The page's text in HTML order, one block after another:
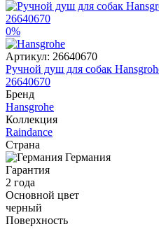
0%
Артикул: 26640670
Ручной душ для собак
26640670
Бренд
Hansgrohe
Коллекция
Raindance
Страна
Германия
Гарантия
2 года
Основной цвет
черный
Поверхность